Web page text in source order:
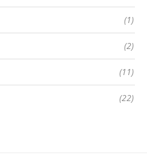
(1)
(2)
(11)
(22)